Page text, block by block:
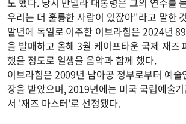
우리는 더 훌륭한 사람이 있잖아"라고 말한
말년에 독일로 이주한 이브라힘은 2024년
을 발매하고 올해 3월 케이프타운 국제 재즈
했을 정도로 일생을 음악과 함께 했다.
이브라힘은 2009년 남아공 정부로부터 예술
장을 받았으며, 2019년에는 미국 국립예술
서 '재즈 마스터'로 선정됐다.